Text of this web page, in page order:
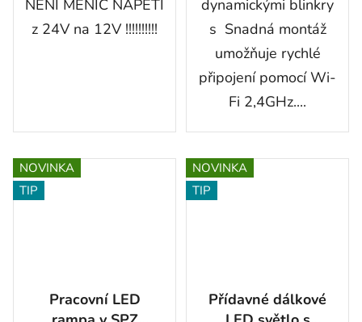
NENÍ MĚNIČ NAPĚTÍ
z 24V na 12V !!!!!!!!!!
dynamickými blinkry
s Snadná montáž
umožňuje rychlé
připojení pomocí Wi-
Fi 2,4GHz....
NOVINKA
TIP
Pracovní LED
NOVINKA
TIP
Přídavné dálkové